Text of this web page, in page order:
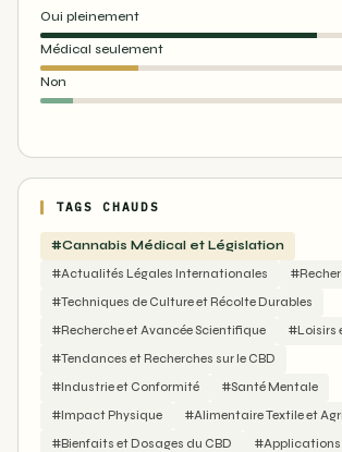
Oui pleinement
Médical seulement
Non
TAGS CHAUDS
#Cannabis Médical et Législation
#Actualités Légales Internationales
#Techniques de Culture et Récolte Durables
#Recherche et Avancée Scientifique
#Loisirs
#Tendances et Recherches sur le CBD
#Industrie et Conformité
#Santé Mentale
#Impact Physique
#Alimentaire Textile et
#Bienfaits et Dosages du CBD
#Applications